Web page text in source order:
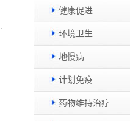
健康促进
环境卫生
地慢病
计划免疫
药物维持治疗